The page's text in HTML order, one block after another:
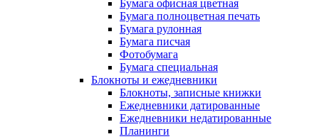
Бумага офисная цветная
Бумага полноцветная печать
Бумага рулонная
Бумага писчая
Фотобумага
Бумага специальная
Блокноты и ежедневники
Блокноты, записные книжки
Ежедневники датированные
Ежедневники недатированные
Планинги